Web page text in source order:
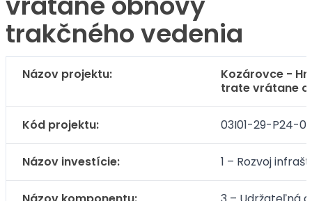
trakčného vedenia
Názov projektu:
Kozárovce -
trate vrátane
Kód projektu: 03I01-29-P24-
Názov investície: 1 – Rozvoj